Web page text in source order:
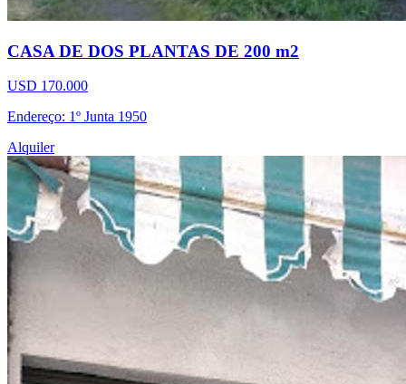
CASA DE DOS PLANTAS DE 200 m2
USD 170.000
Endereço: 1º Junta 1950
Alquiler